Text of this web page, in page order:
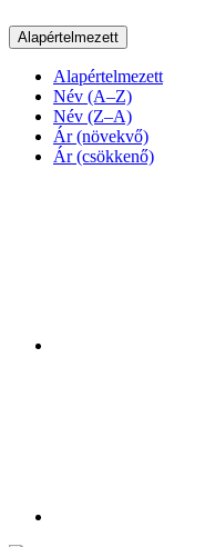
Alapértelmezett
Alapértelmezett
Név (A–Z)
Név (Z–A)
Ár (növekvő)
Ár (csökkenő)